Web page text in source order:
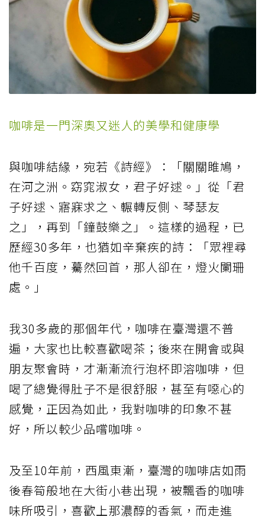
咖啡是一門深奧又迷人的美學和健康學
與咖啡結緣，宛若《詩經》：「關關雎鳩，
在河之洲。窈窕淑女，君子好逑。」從「君
子好逑、寤寐求之、輾轉反側、琴瑟友
之」，再到「鐘鼓樂之」。這樣的過程，已
歷經30多年，也猶如辛棄疾的詩：「眾裡尋
他千百度，驀然回首，那人卻在，燈火闌珊
處。」
我30多歲的那個年代，咖啡在臺灣還不普
遍，大家也比較喜歡喝茶；後來在開會或與
朋友聚會時，才漸漸流行泡杯即溶咖啡，但
喝了總覺得肚子不是很舒服，甚至有噁心的
感覺，正因為如此，我對咖啡的印象不甚
好，所以較少品嚐咖啡。
及至10年前，西風東漸，臺灣的咖啡店如雨
後春筍般地在大街小巷出現，被飄香的咖啡
味所吸引，喜歡上那濃醇的香氣，而走進